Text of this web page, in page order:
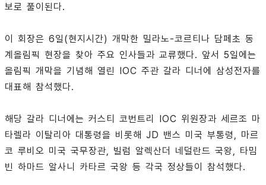
보로 풀이된다.
이 회장은 6일(현지시간) 개막한 밀라노-코르티나 담페초 동
계올림픽 현장을 찾아 주요 인사들과 교류했다. 앞서 5일에는
올림픽 개막을 기념해 열린 IOC 주관 갈라 디너에 삼성전자를
대표해 참석했다.
해당 갈라 디너에는 커스티 코번트리 IOC 위원장과 세르조 마
타렐라 이탈리아 대통령을 비롯해 JD 밴스 미국 부통령, 마르
코 루비오 미국 국무장관, 빌럼 알렉산더 네덜란드 국왕, 타밈
빈 하마드 알사니 카타르 국왕 등 각국 정상들이 참석했다.